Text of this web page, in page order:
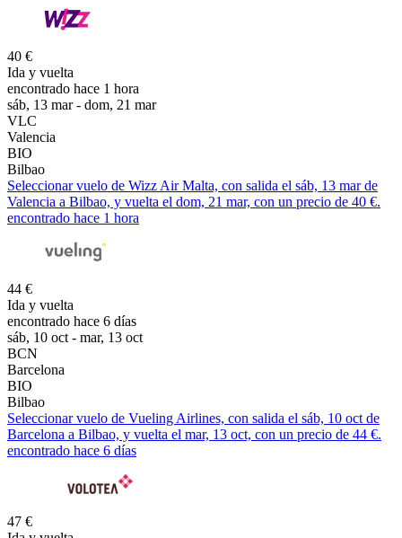
40 €
Ida y vuelta
encontrado hace 1 hora
sáb, 13 mar - dom, 21 mar
VLC
Valencia
BIO
Bilbao
Seleccionar vuelo de Wizz Air Malta, con salida el sáb, 13 mar de
Valencia a Bilbao, y vuelta el dom, 21 mar, con un precio de 40 €.
encontrado hace 1 hora
44 €
Ida y vuelta
encontrado hace 6 días
sáb, 10 oct - mar, 13 oct
BCN
Barcelona
BIO
Bilbao
Seleccionar vuelo de Vueling Airlines, con salida el sáb, 10 oct de
Barcelona a Bilbao, y vuelta el mar, 13 oct, con un precio de 44 €.
encontrado hace 6 días
47 €